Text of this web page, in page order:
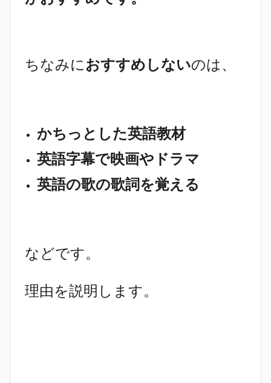
ちなみにおすすめしないのは、
かちっとした英語教材
英語字幕で映画やドラマ
英語の歌の歌詞を覚える
などです。
理由を説明します。